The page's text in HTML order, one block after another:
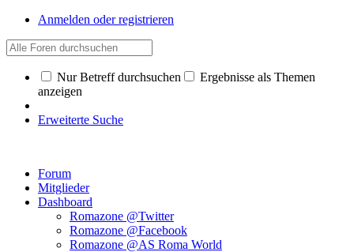
Anmelden oder registrieren
Nur Betreff durchsuchen
Ergebnisse als Themen
anzeigen
Erweiterte Suche
Forum
Mitglieder
Dashboard
Romazone @Twitter
Romazone @Facebook
Romazone @AS Roma World